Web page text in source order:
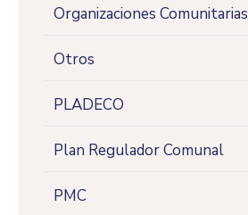
Organizaciones Comunitarias
Otros
PLADECO
Plan Regulador Comunal
PMC